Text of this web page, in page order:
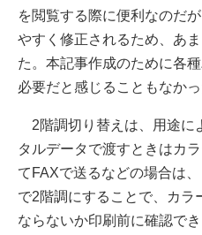
を閲覧する際に便利なのだ
やすく修正されるため、あ
た。本記事作成のために各
必要だと感じることもなかっ
2階調切り替えは、用途に
タルデータで渡すときはカ
てFAXで送るなどの場合は
で2階調にすることで、カラ
ならないか印刷前に確認で